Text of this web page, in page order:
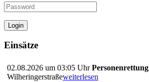
Einsätze
02.08.2026 um 03:05 UhrPersonenrettung
Wilheringerstraßeweiterlesen